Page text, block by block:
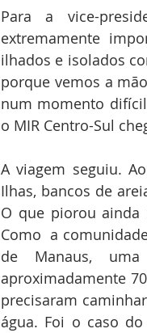
Para a vice-
extremamente
ilhados e isolados
porque vemos a
num momento
o MIR Centro-Sul
A viagem seguiu.
Ilhas, bancos de
O que piorou ainda
Como  a
de Manaus,
aproximadamente
precisaram
água. Foi o caso